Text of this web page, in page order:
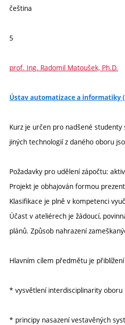
čeština
5
prof. Ing. Radomil Matoušek, Ph.D.
Ústav automatizace a informatiky
Kurz je určen pro nadšené
jiných technologií z daného oboru
Požadavky pro udělení zápočtu:
Projekt je obhajován formou
Klasifikace je plně v kompetenci
Účast v ateliérech je žádoucí,
plánů. Způsob nahrazení
Hlavním cílem předmětu je
* vysvětlení interdisciplinarity
* principy nasazení vestavěných